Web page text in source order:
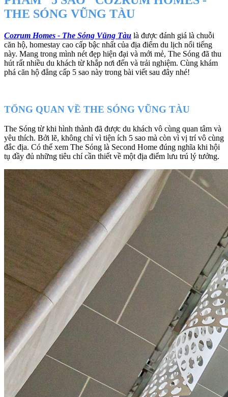
THE SÓNG VŨNG TÀU
Cozrum Homes - The Sóng Vũng Tàu là được đánh giá là chuỗi
căn hộ, homestay cao cấp bậc nhất của địa điểm du lịch nổi tiếng
này. Mang trong mình nét đẹp hiện đại và mới mẻ, The Sóng đã thu
hút rất nhiều du khách từ khắp nơi đến và trải nghiệm. Cùng khám
phá căn hộ đẳng cấp 5 sao này trong bài viết sau đây nhé!
TỔNG QUAN VỀ THE SÓNG VŨNG TÀU
The Sóng từ khi hình thành đã được du khách vô cùng quan tâm và
yêu thích. Bởi lẽ, không chỉ vì tiện ích 5 sao mà còn vì vị trí vô cùng
đắc địa. Có thể xem The Sóng là Second Home đúng nghĩa khi hội
tụ đầy đủ những tiêu chí cần thiết về một địa điểm lưu trú lý tưởng.